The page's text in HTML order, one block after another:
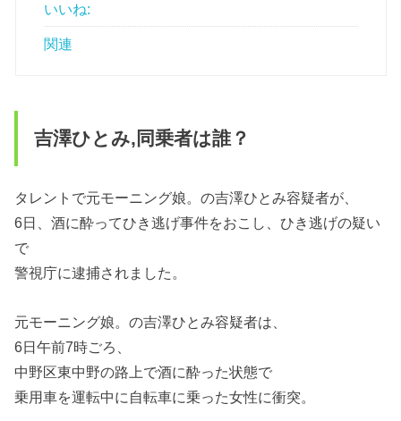
いいね:
関連
吉澤ひとみ,同乗者は誰？
タレントで元モーニング娘。の吉澤ひとみ容疑者が、
6日、酒に酔ってひき逃げ事件をおこし、ひき逃げの疑い
で
警視庁に逮捕されました。
元モーニング娘。の吉澤ひとみ容疑者は、
6日午前7時ごろ、
中野区東中野の路上で酒に酔った状態で
乗用車を運転中に自転車に乗った女性に衝突。